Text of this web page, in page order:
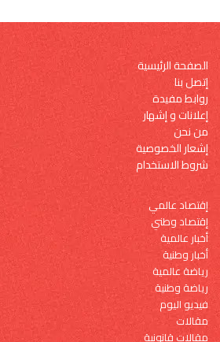
الصفحة الرئيسية
إتصل بنا
روابط مفيدة
إعلانات و إشهار
من نحن
إشعار الخصوصية
شروط الاستخدام
إقتصاد عالمي
إقتصاد وطني
أخبار عالمية
أخبار وطنية
رياضة عالمية
رياضة وطنية
فيديو اليوم
مقالات
مقالات قانونية